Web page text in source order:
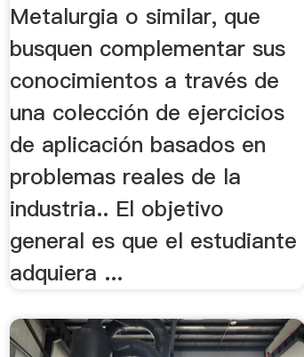
Metalurgia o similar, que
busquen complementar sus
conocimientos a través de
una colección de ejercicios
de aplicación basados en
problemas reales de la
industria.. El objetivo
general es que el estudiante
adquiera ...